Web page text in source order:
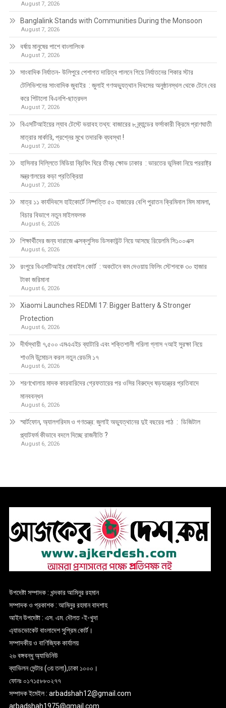
August 7, 2026
Banglalink Stands with Communities During the Monsoon
August 7, 2026
বর্ষায় মানুষের পাশে বাংলালিংক
August 7, 2026
সাংবাদিক নির্যাতন- উলিপুরে পেশাগত দায়িত্ব পালনে গিয়ে নির্যাতনের শিকার স্টার
টেলিভিশনের সাংবাদিক জুবাইর : জুলাই গণঅভ্যুত্থান দিবসের অনুষ্ঠানস্থল থেকে টেনে বের
করে পিটালো বিএনপি-ছাত্রদল
August 7, 2026
বিএসটিআইয়ের ল্যাব টেস্টে ভয়াবহ তথ্য: বাজারের ৮ ব্র্যান্ডের ফর্সাকারী ক্রিমে প্রাণঘাতী
মাত্রার মার্কারি, প্রশ্নের মুখে তদারকি ব্যবস্থা !
August 7, 2026
হাসিনার দিল্লিতে মিডিয়া ব্রিফিং ঘিরে তীব্র ক্ষোভ ঢাকার : ভারতের ভূমিকা নিয়ে পররাষ্ট্র
মন্ত্রণালয়ের কড়া প্রতিক্রিয়া
August 7, 2026
মাত্র ১১ কার্যদিবসে হাইকোর্টে নিষ্পত্তি ৫০ হাজারের বেশি পুরাতন ক্রিমিনাল মিস মামলা,
বিচার বিভাগে নতুন মাইলফলক
August 6, 2026
শিক্ষার্থীদের জন্য দারাজে এক্সক্লুসিভ ডিসকাউন্ট নিয়ে আসছে রিয়েলমি সি১০০এক্স
August 6, 2026
রংপুরে বিএসটিআইর মোবাইল কোর্ট : অকটেনে কম দেওয়ায় ফিলিং স্টেশনকে ৩০ হাজার
টাকা জরিমানা
August 6, 2026
Xiaomi Launches REDMI 17: Bigger Battery & Stronger
Protection
August 6, 2026
দীর্ঘস্থায়ী ৭,৫০০ এমএএইচ ব্যাটারি এবং শক্তিশালী গরিলা গ্লাস ৭আই সুরক্ষা নিয়ে
শাওমি উন্মোচন করল নতুন রেডমি ১৭
August 6, 2026
শরণখোলায় মাদক কারবারিদের গ্রেফতারের পর ওসির বিরুদ্ধে ষড়যন্ত্রের প্রতিবাদে
মানববন্ধন
August 6, 2026
স্মার্টফোন, অ্যালগরিদম ও গণতন্ত্র: জুলাই অভ্যুত্থানের দুই বছরের পাঠ : ডিজিটাল
প্ল্যাটফর্ম কীভাবে বদলে দিচ্ছে রাজনীতি ?
August 6, 2026
উপদেষ্টা সম্পাদক : খন্দকার আমিনুর রহমান
সম্পাদক ও প্রকাশক : আমিনুর রহমান বাদশাহ
আইন উপদেষ্টা : এস. এম. দৌলত -ই-খুদা
এ্যাডভোকেট বাংলাদেশ সুপ্রিম কোর্ট।
সম্পাদকীয় ও বাণিজ্যিক কার্যালয়
২৬ বঙ্গবন্ধু অ্যাভিনিউ
ব্যাভিলন সেন্টার (৩য় তলা),ঢাকা ১০০০।
ফোনঃ ০১৭১৫৮৮০২৭৭
সম্পাদক ইমেইল : arbadshah12@gmail.com
arbadshah1975@gmail.com